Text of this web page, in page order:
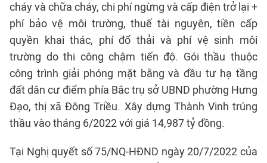
cháy và chữa cháy, chi phí ngừng và cấp điện trở lại +
phí bảo vệ môi trường, thuế tài nguyên, tiền cấp
quyền khai thác, phí đổ thải và phí vệ sinh môi
trường do thi công chậm tiến độ. Gói thầu thuộc
công trình giải phóng mặt bằng và đầu tư hạ tầng
đất dân cư điểm phía Bắc trụ sở UBND phường Hưng
Đạo, thị xã Đông Triều. Xây dựng Thành Vinh trúng
thầu vào tháng 6/2022 với giá 14,987 tỷ đồng.
Tại Nghị quyết số 75/NQ-HĐND ngày 20/7/2022 của